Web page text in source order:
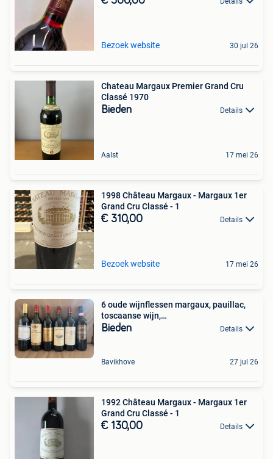
Bezoek website 30 jul 26
Chateau Margaux Premier Grand Cru
Classé 1970
Bieden Details
Aalst 17 mei 26
1998 Château Margaux - Margaux 1er
Grand Cru Classé - 1
€ 310,00 Details
Bezoek website 17 mei 26
6 oude wijnflessen margaux, pauillac,
toscaanse wijn,…
Bieden Details
Bavikhove 27 jul 26
1992 Château Margaux - Margaux 1er
Grand Cru Classé - 1
€ 130,00 Details